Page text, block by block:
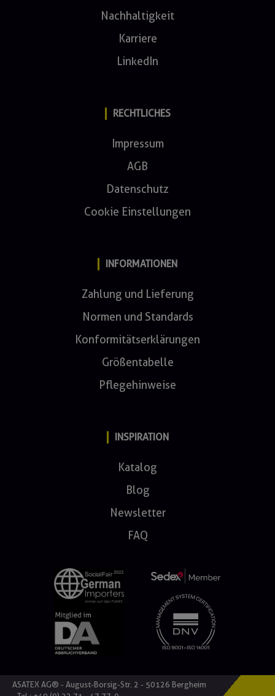
Nachhaltigkeit
Karriere
LinkedIn
RECHTLICHES
Impressum
AGB
Datenschutz
Cookie Einstellungen
INFORMATIONEN
Zahlung und Lieferung
Normen und Standards
Konformitätserklärungen
Größentabelle
Pflegehinweise
INSPIRATION
Katalog
Blog
Newsletter
FAQ
ASATEX AG® - August-Borsig-Str. 2 - 50126 Bergheim